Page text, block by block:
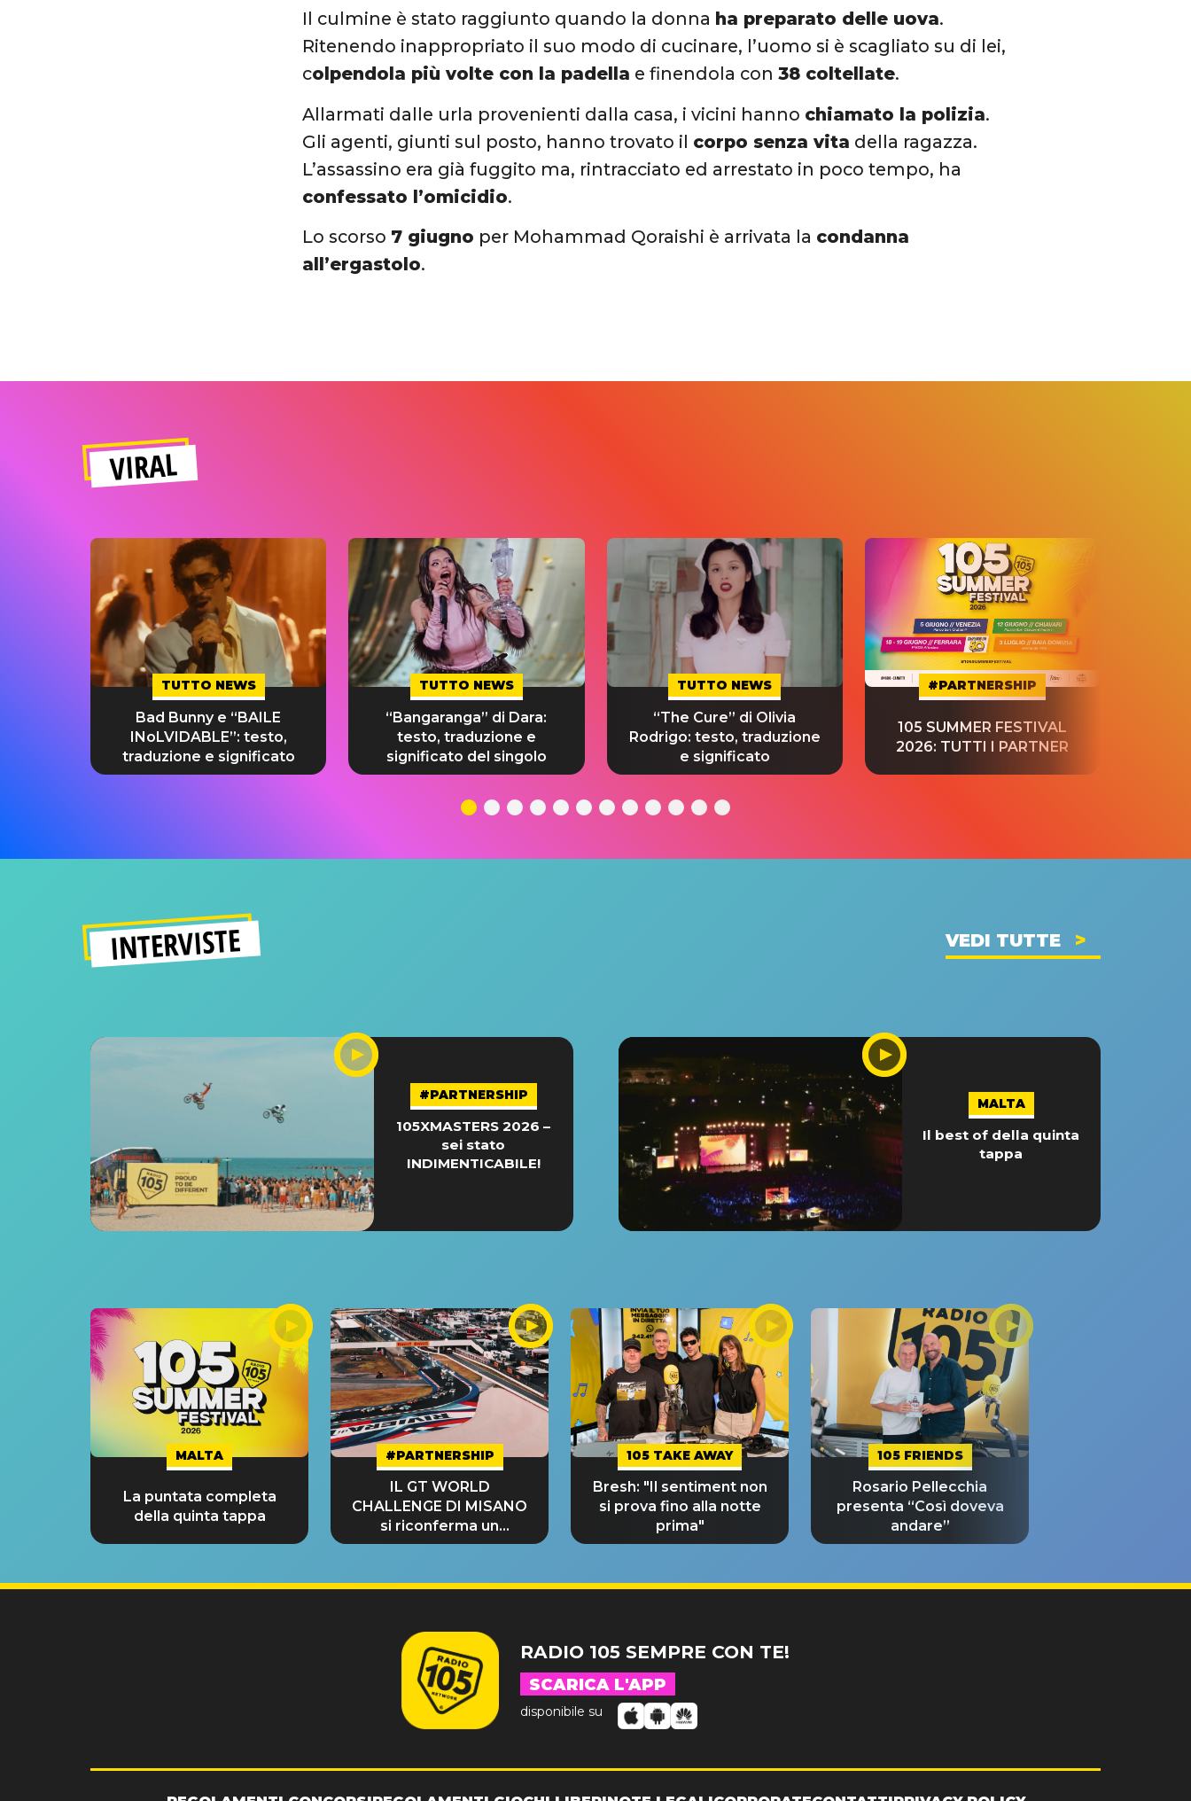
Il culmine è stato raggiunto quando la donna ha preparato delle uova.
Ritenendo inappropriato il suo modo di cucinare, l’uomo si è scagliato su di lei,
colpendola più volte con la padella e finendola con38 coltellate.
Allarmati dalle urla provenienti dalla casa, i vicini hanno chiamato la polizia.
Gli agenti, giunti sul posto, hanno trovato il corpo senza vita della ragazza.
L’assassino era già fuggito ma, rintracciato ed arrestato in poco tempo, ha
confessato l’omicidio.
Lo scorso 7 giugno per Mohammad Qoraishi è arrivata la condanna
all’ergastolo.
VIRAL
TUTTO NEWS
Bad Bunny e “BAILE
INoLVIDABLE”: testo,
traduzione e significato
TUTTO NEWS
“Bangaranga” di Dara:
testo, traduzione e
significato del singolo
TUTTO NEWS
“The Cure” di Olivia
Rodrigo: testo, traduzione
e significato
#PARTNERSHIP
105 SUMMER FESTIVAL
2026: TUTTI I PARTNER
INTERVISTE VEDI TUTTE
#PARTNERSHIP
105XMASTERS 2026 –
sei stato
INDIMENTICABILE!
MALTA
Il best of della quinta
tappa
MALTA
La puntata completa
della quinta tappa
#PARTNERSHIP
IL GT WORLD
CHALLENGE DI MISANO
si riconferma un
GRANDE SUCCESSO!
105 TAKE AWAY
Bresh: "Il sentiment non
si prova fino alla notte
prima"
105 FRIENDS
Rosario Pellecchia
presenta “Così doveva
andare”
RADIO 105 SEMPRE CON TE!
SCARICA L'APP
disponibile su